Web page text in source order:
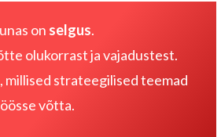
on selgus.
olukorrast ja vajadustest.
millised strateegilised teemad
võtta.